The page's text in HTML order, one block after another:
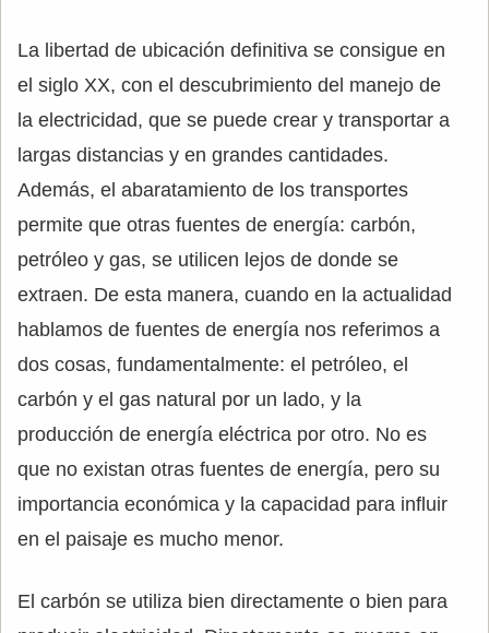
La libertad de ubicación definitiva se consigue en
el siglo XX, con el descubrimiento del manejo de
la electricidad, que se puede crear y transportar a
largas distancias y en grandes cantidades.
Además, el abaratamiento de los transportes
permite que otras fuentes de energía: carbón,
petróleo y gas, se utilicen lejos de donde se
extraen. De esta manera, cuando en la actualidad
hablamos de fuentes de energía nos referimos a
dos cosas, fundamentalmente: el petróleo, el
carbón y el gas natural por un lado, y la
producción de energía eléctrica por otro. No es
que no existan otras fuentes de energía, pero su
importancia económica y la capacidad para influir
en el paisaje es mucho menor.
El carbón se utiliza bien directamente o bien para